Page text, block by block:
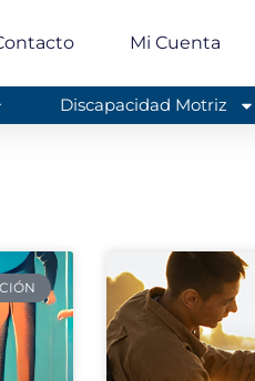
Mi Cuenta
Discapacidad Motriz